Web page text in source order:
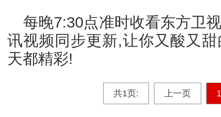
每晚7:30点准时收看东方卫
讯视频同步更新,让你又酸又
天都精彩!
共1页: 上一页 1